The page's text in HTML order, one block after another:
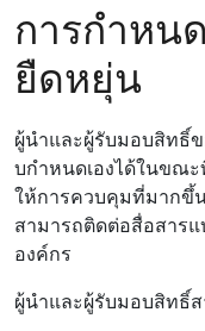
การกําหน
ยืดหยุ่น
ผู้นําและผู้รับมอบสิทธิ์
บกําหนดเองได้ในขณะ
ให้การควบคุมที่มากขึ้
สามารถติดต่อสื่อสาร
องค์กร
ผู้นําและผู้รับมอบสิทธิ์